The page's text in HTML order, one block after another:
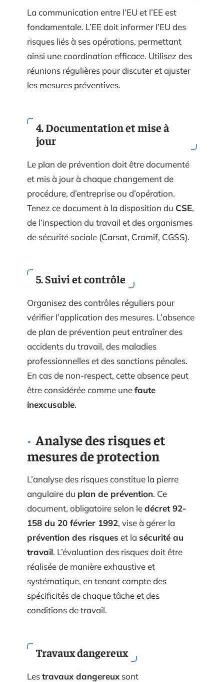
La communication entre l’EU et l’EE est
fondamentale. L’EE doit informer l’EU des
risques liés à ses opérations, permettant
ainsi une coordination efficace. Utilisez des
réunions régulières pour discuter et ajuster
les mesures préventives.
4. Documentation et mise à
jour
Le plan de prévention doit être documenté
et mis à jour à chaque changement de
procédure, d’entreprise ou d’opération.
Tenez ce document à la disposition du CSE,
de l’inspection du travail et des organismes
de sécurité sociale (Carsat, Cramif, CGSS).
5. Suivi et contrôle
Organisez des contrôles réguliers pour
vérifier l’application des mesures. L’absence
de plan de prévention peut entraîner des
accidents du travail, des maladies
professionnelles et des sanctions pénales.
En cas de non-respect, cette absence peut
être considérée comme unefaute
inexcusable.
Analyse des risques et
mesures de protection
L’analyse des risques constitue la pierre
angulaire du plan de prévention. Ce
document, obligatoire selon ledécret 92-
158 du 20 février 1992, vise à gérer la
prévention des risques et la sécurité au
travail. L’évaluation des risques doit être
réalisée de manière exhaustive et
systématique, en tenant compte des
spécificités de chaque tâche et des
conditions de travail.
Travaux dangereux
Lestravaux dangereux sont